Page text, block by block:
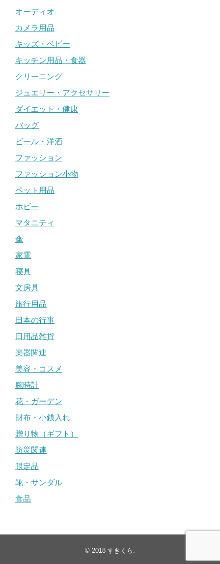
オーディオ
カメラ用品
キッズ・ベビー
キッチン用品・食器
クリーニング
ジュエリー・アクセサリー
ダイエット・健康
バッグ
ビール・洋酒
ファッション
ファッション小物
ペット用品
ホビー
マタニティ
傘
家電
寝具
文房具
旅行用品
日本の行事
日用品雑貨
楽器関連
美容・コスメ
腕時計
花・ガーデン
財布・小銭入れ
贈り物（ギフト）
防災関連
限定品
靴・サンダル
食品
© 2018 すきくら .